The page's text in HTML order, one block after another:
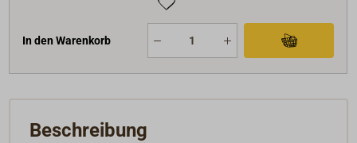
In den Warenkorb
Beschreibung